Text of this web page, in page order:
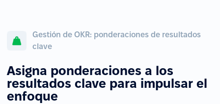
Gestión de OKR: ponderaciones de resultados
clave
Asigna ponderaciones a los
resultados clave para impulsar el
enfoque